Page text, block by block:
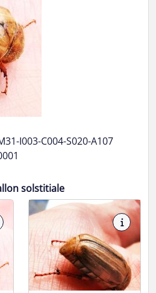
I003-C004-S020-A107
solstitiale